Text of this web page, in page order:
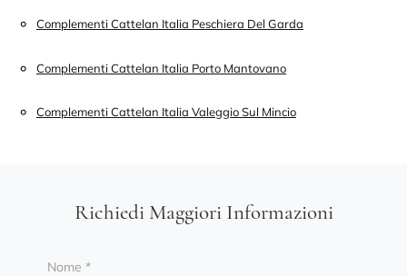
Complementi Cattelan Italia Peschiera Del Garda
Complementi Cattelan Italia Porto Mantovano
Complementi Cattelan Italia Valeggio Sul Mincio
Richiedi Maggiori Informazioni